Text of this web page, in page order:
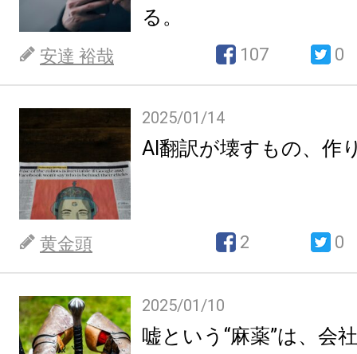
る。
安達 裕哉 107 0
2025/01/14
AI翻訳が壊すもの、作
黄金頭 2 0
2025/01/10
嘘という“麻薬”は、会